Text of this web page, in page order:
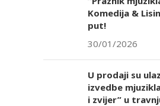
Komedija &
put!
30/01/2026
U prodaji su
izvedbe
i zvijer” u